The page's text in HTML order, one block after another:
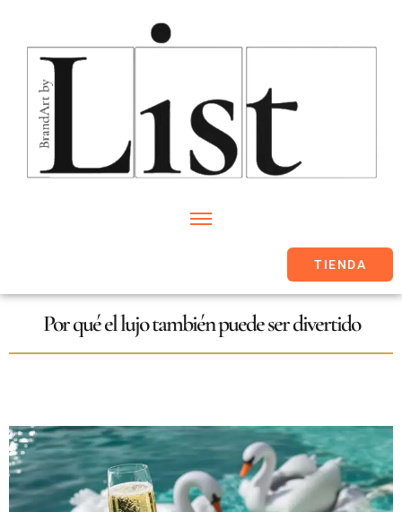
TIENDA
Por qué el lujo también puede ser divertido